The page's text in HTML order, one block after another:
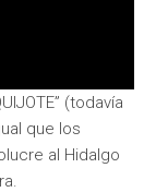
(todavía
que los
al Hidalgo